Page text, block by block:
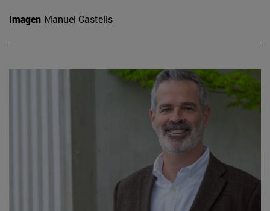
Imagen Manuel Castells